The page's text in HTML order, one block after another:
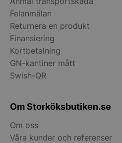
Felanmälan
Returnera en produkt
Finansiering
Kortbetalning
GN-kantiner mått
Swish-QR
Om Storköksbutiken.se
Om oss
Våra kunder och referenser
pys_start_session